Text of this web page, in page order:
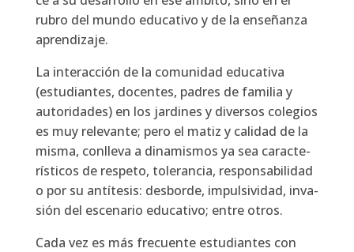
rubro del mun­do edu­ca­ti­vo y de la ense­ñan­za
apren­di­za­je.
La inter­ac­ción de la comu­ni­dad edu­ca­ti­va
(estu­dian­tes, docen­tes, padres de fami­lia y
auto­ri­da­des) en los jar­di­nes y diver­sos cole­gios
es muy rele­van­te; pero el matiz y cali­dad de la
mis­ma, con­lle­va a dina­mis­mos ya sea carac­te­
rís­ti­cos de res­pe­to, tole­ran­cia, res­pon­sa­bi­li­dad
o por su antí­te­sis: des­bor­de, impul­si­vi­dad, inva­
sión del esce­na­rio edu­ca­ti­vo; entre otros.
Cada vez es más fre­cuen­te estu­dian­tes con